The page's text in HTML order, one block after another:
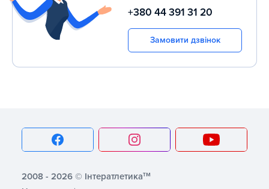
+380 44 391 31 20
Замовити дзвінок
2008 - 2026 © Інтератлетикатм